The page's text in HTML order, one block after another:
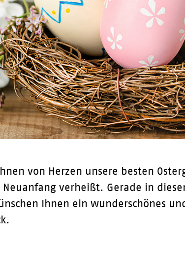
von Herzen unsere besten
verheißt. Gerade in
Ihnen ein wunderschönes